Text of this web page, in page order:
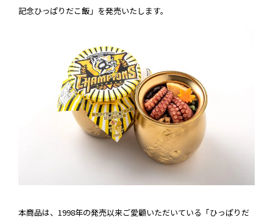
記念ひっぱりだこ飯」を発売いたします。
本商品は、1998年の発売以来ご愛顧いただいている「ひっぱりだ